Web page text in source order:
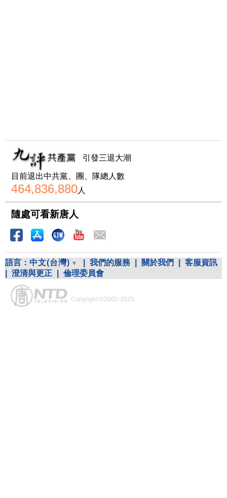
引發三退大潮
目前退出中共黨、團、隊總人數
464,836,880人
隨處可看新唐人
語言： 中文(台灣) 我們的服務 關於我們
客服資訊
澄清與更正 倫理委員會
Copyright ©2002-2025